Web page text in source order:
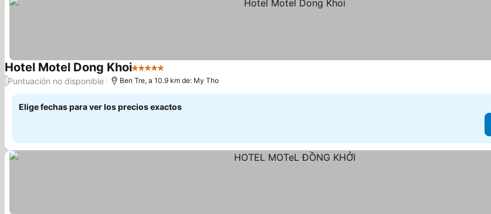
Hotel Motel Dong Khoi5 Estrellas
/Puntuación no disponible Ben Tre, a 10.9 km de: My Tho
Elige fechas para ver los precios exactos